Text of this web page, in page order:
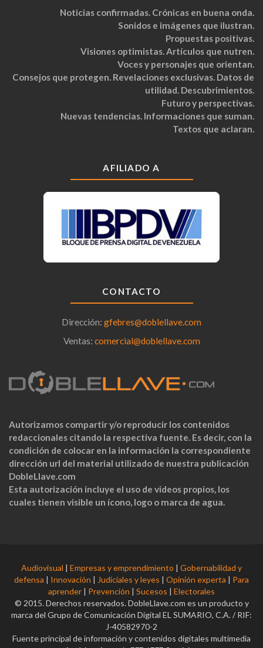
Noticias confirmadas. Crónicas en buena onda.
Sonidos e imágenes que ilustran.
Propuestas positivas.
Visiones optimistas. Artículos que nutren.
Voces y personajes que orientan.
Consejos que protegen. Revelaciones exclusivas. Datos de
utilidad. Descubrimientos.
Futuro y perspectivas.
Nuevas tendencias. Informaciones que suman.
Textos que aclaran.
AFILIADO A
CONTACTO
Dirección: gfebres@doblellave.com
Ventas: comercial@doblellave.com
Autorizamos compartir y/o reproducir los contenidos
redaccionales citando la respectiva fuente. Es decir, con la
condición de colocar en la información la correspondiente
dirección url del material utilizado de nuestra publicación
DobleLlave.com
Esta autorización incluye el uso de videos propios, los
cuales tienen visible un ícono, logo o marca de agua.
Audiovisual | Empresas y emprendimiento | Gobernabilidad y
defensa | Innovación | Judiciales y leyes | Opinión experta | Para
aprender | Prevención | Sucesos | Electorales
© 2015. Derechos reservados. DobleLlave.com es un producto y
marca del Grupo de Comunicación Digital EL SUMARIO, C.A. / RIF:
J-40582970-2
Fuente principal de información y contenidos digitales multimedia